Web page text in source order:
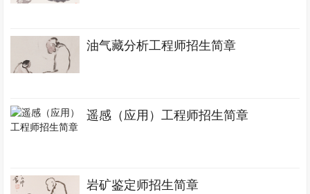
油气藏分析工程师招生简章
遥感（应用）工程师招生简章
岩矿鉴定师招生简章